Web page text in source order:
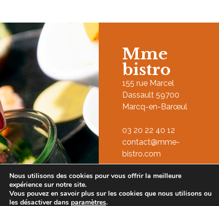
Mme
bistro
155 rue Marcel
Dassault 59700
Marcq-en-Barœul
03 20 22 40 12
contact@mme-
bistro.com
Nous utilisons des cookies pour vous offrir la meilleure
expérience sur notre site.
Vous pouvez en savoir plus sur les cookies que nous utilisons ou
les désactiver dans paramètres.